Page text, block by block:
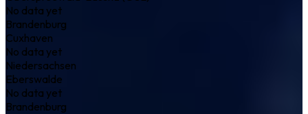
No data yet
Brandenburg
Cuxhaven
No data yet
Niedersachsen
Eberswalde
No data yet
Brandenburg